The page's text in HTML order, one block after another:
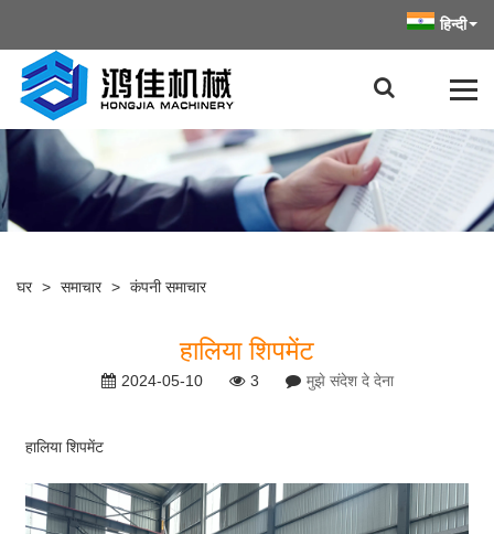
हिन्दी
घर > समाचार > कंपनी समाचार
हालिया शिपमेंट
2024-05-10 3 मुझे संदेश दे देना
हालिया शिपमेंट